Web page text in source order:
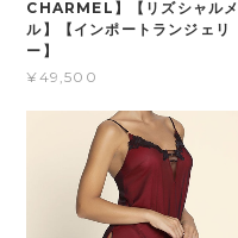
CHARMEL】【リズシャルメ
ル】【インポートランジェリ
ー】
¥49,500